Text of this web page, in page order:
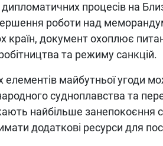
процесів на
роботи над
країн, документ охоплює
та режиму санкцій.
майбутньої угоди
судноплавства та
найбільше занепокоєння
додаткові ресурси для